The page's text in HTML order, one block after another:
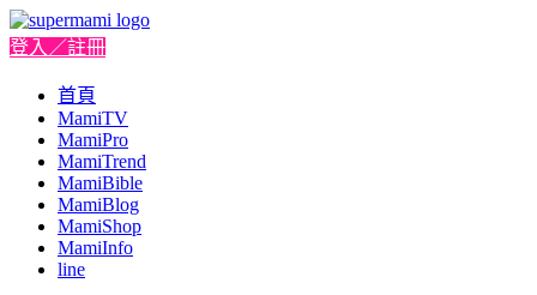
登入／註冊
首頁
MamiTV
MamiPro
MamiTrend
MamiBible
MamiBlog
MamiShop
MamiInfo
line